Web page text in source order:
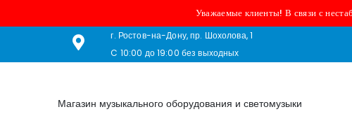
Уважаемые клиенты! В связи с
г. Ростов-на-Дону, пр. Шохолова, 1
C 10:00 до 19:00 без выходных
Магазин музыкального оборудования и светомузыки